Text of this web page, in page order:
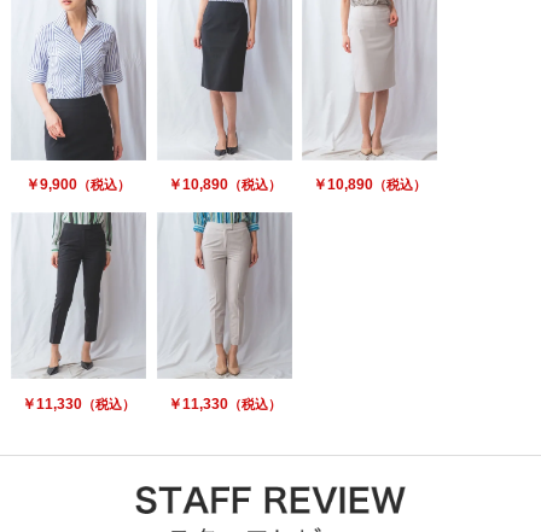
￥9,900 （税込） ￥10,890（税込） ￥10,890 （税込）
￥11,330（税込） ￥11,330（税込）